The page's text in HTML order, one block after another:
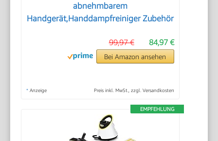
abnehmbarem
Handgerät,Handdampfreiniger Zubehör
84,97 €
99,97 €
Bei Amazon ansehen
* Anzeige Preis inkl. MwSt., zzgl. Versandkosten
EMPFEHLUNG